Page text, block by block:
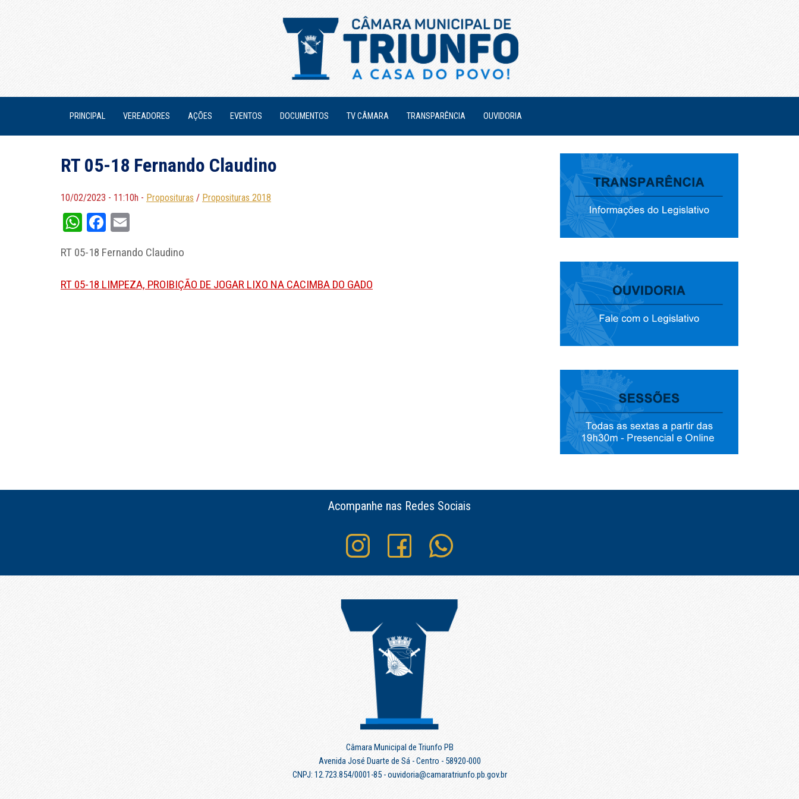
PRINCIPAL VEREADORES AÇÕES EVENTOS DOCUMENTOS TV CÂMARA TRANSPARÊNCIA OUVIDORIA
RT 05-18 Fernando Claudino
10/02/2023 - 11:10h - Proposituras / Proposituras 2018
WhatsApp
Facebook
RT 05-18 Fernando Claudino
RT 05-18 LIMPEZA, PROIBIÇÃO DE JOGAR LIXO NA CACIMBA DO GADO
Acompanhe nas Redes Sociais
Câmara Municipal de Triunfo PB
Avenida José Duarte de Sá - Centro - 58920-000
CNPJ: 12.723.854/0001-85 - ouvidoria@camaratriunfo.pb.gov.br